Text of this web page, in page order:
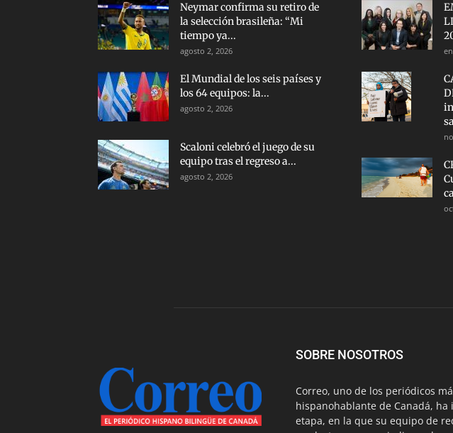
Neymar confirma su retiro de
la selección brasileña: “Mi
tiempo ya...
agosto 2, 2026
El Mundial de los seis países y
los 64 equipos: la...
agosto 2, 2026
Scaloni celebró el juego de su
equipo tras el regreso a...
agosto 2, 2026
SOBRE NOSOTROS
Correo, uno de los periódicos
hispanohablante de Canadá,
etapa, en la que su equipo de